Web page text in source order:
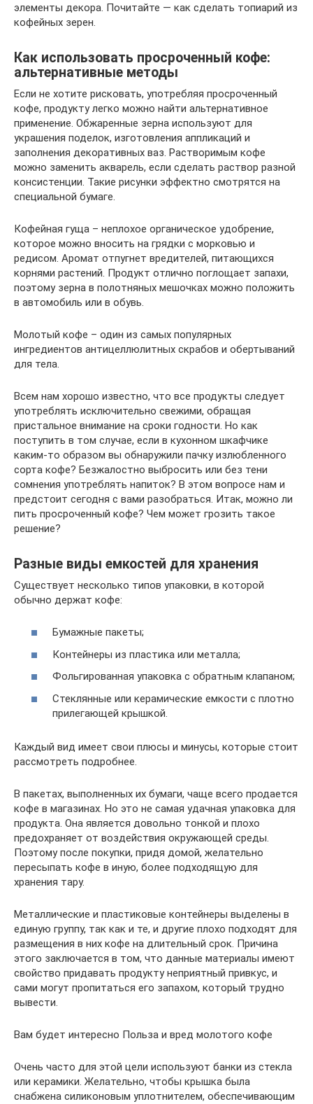
элементы декора. Почитайте — как сделать топиарий из
кофейных зерен.
Как использовать просроченный кофе:
альтернативные методы
Если не хотите рисковать, употребляя просроченный
кофе, продукту легко можно найти альтернативное
применение. Обжаренные зерна используют для
украшения поделок, изготовления аппликаций и
заполнения декоративных ваз. Растворимым кофе
можно заменить акварель, если сделать раствор разной
консистенции. Такие рисунки эффектно смотрятся на
специальной бумаге.
Кофейная гуща – неплохое органическое удобрение,
которое можно вносить на грядки с морковью и
редисом. Аромат отпугнет вредителей, питающихся
корнями растений. Продукт отлично поглощает запахи,
поэтому зерна в полотняных мешочках можно положить
в автомобиль или в обувь.
Молотый кофе – один из самых популярных
ингредиентов антицеллюлитных скрабов и обертываний
для тела.
Всем нам хорошо известно, что все продукты следует
употреблять исключительно свежими, обращая
пристальное внимание на сроки годности. Но как
поступить в том случае, если в кухонном шкафчике
каким-то образом вы обнаружили пачку излюбленного
сорта кофе? Безжалостно выбросить или без тени
сомнения употреблять напиток? В этом вопросе нам и
предстоит сегодня с вами разобраться. Итак, можно ли
пить просроченный кофе? Чем может грозить такое
решение?
Разные виды емкостей для хранения
Существует несколько типов упаковки, в которой
обычно держат кофе:
Бумажные пакеты;
Контейнеры из пластика или металла;
Фольгированная упаковка с обратным клапаном;
Стеклянные или керамические емкости с плотно
прилегающей крышкой.
Каждый вид имеет свои плюсы и минусы, которые стоит
рассмотреть подробнее.
В пакетах, выполненных их бумаги, чаще всего продается
кофе в магазинах. Но это не самая удачная упаковка для
продукта. Она является довольно тонкой и плохо
предохраняет от воздействия окружающей среды.
Поэтому после покупки, придя домой, желательно
пересыпать кофе в иную, более подходящую для
хранения тару.
Металлические и пластиковые контейнеры выделены в
единую группу, так как и те, и другие плохо подходят для
размещения в них кофе на длительный срок. Причина
этого заключается в том, что данные материалы имеют
свойство придавать продукту неприятный привкус, и
сами могут пропитаться его запахом, который трудно
вывести.
Вам будет интересно Польза и вред молотого кофе
Очень часто для этой цели используют банки из стекла
или керамики. Желательно, чтобы крышка была
снабжена силиконовым уплотнителем, обеспечивающим